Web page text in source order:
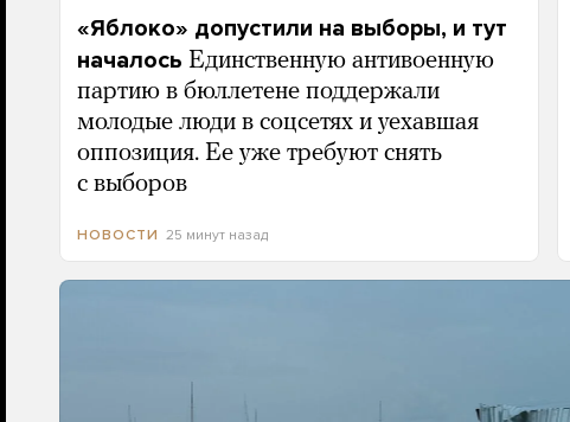
«Яблоко» допустили на выборы, и тут
началось Единственную антивоенную
партию в бюллетене поддержали
молодые люди в соцсетях и уехавшая
оппозиция. Ее уже требуют снять
с выборов
НОВОСТИ 25 минут назад